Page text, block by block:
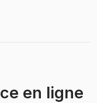
en ligne